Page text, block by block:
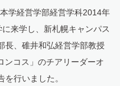
学経営学部経営学科2014年
来学し、新札幌キャンパス
長、碓井和弘経営学部教授
ンコス」のチアリーダーオ
行いました。